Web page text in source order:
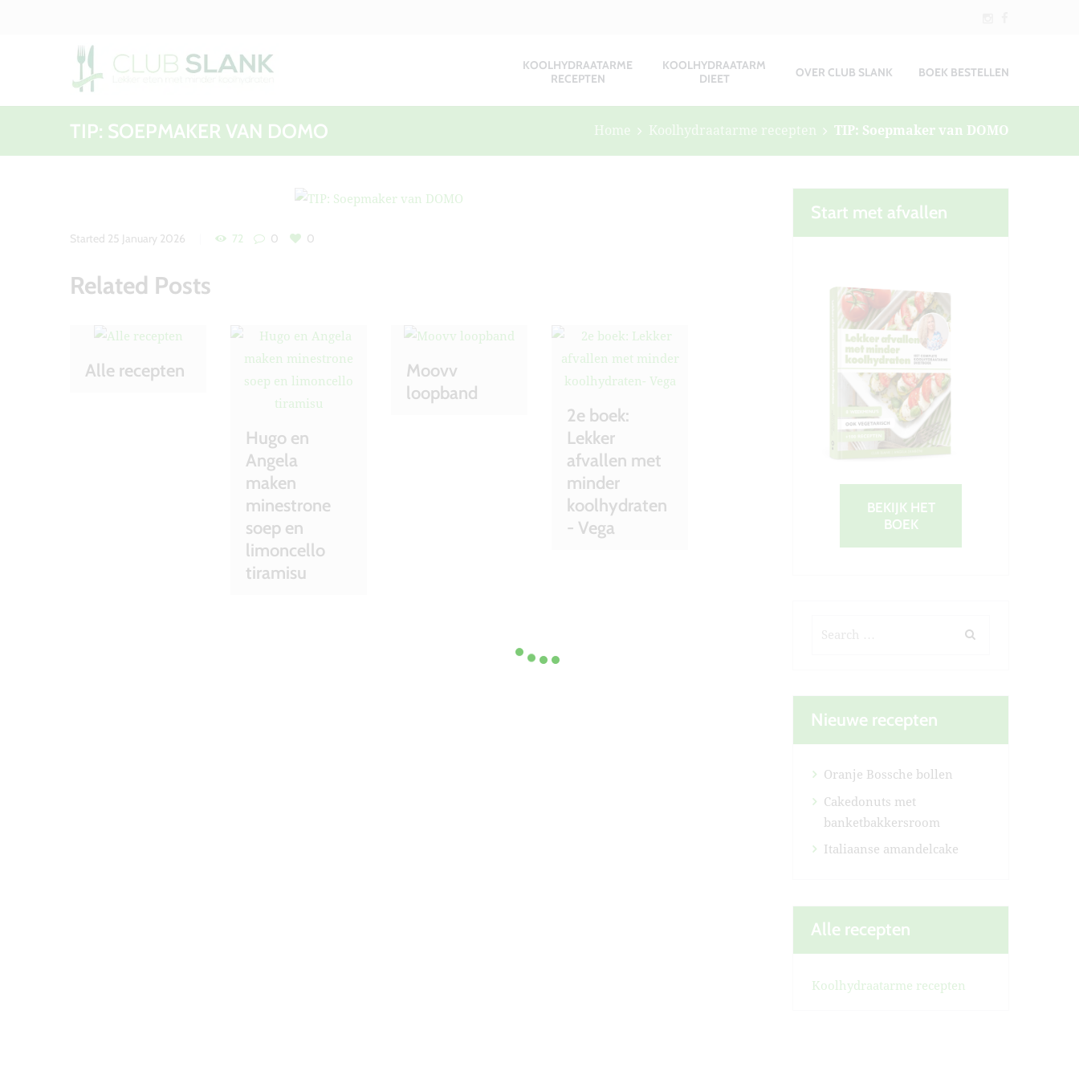
KOOLHYDRAATARME
RECEPTEN
KOOLHYDRAATARM
DIEET
OVER CLUB SLANK BOEK BESTELLEN
TIP: SOEPMAKER VAN DOMO Home Koolhydraatarme recepten TIP: Soepmaker van DOMO
Started 25 January 2026 72 0 0
Related Posts
Alle recepten
Hugo en
Angela
maken
minestrone
soep en
limoncello
tiramisu
Moovv
loopband
2e boek:
Lekker
afvallen met
minder
koolhydraten
- Vega
Start met afvallen
BEKIJK HET
BOEK
Nieuwe recepten
Oranje Bossche bollen
Cakedonuts met
banketbakkersroom
Italiaanse amandelcake
Alle recepten
Koolhydraatarme recepten